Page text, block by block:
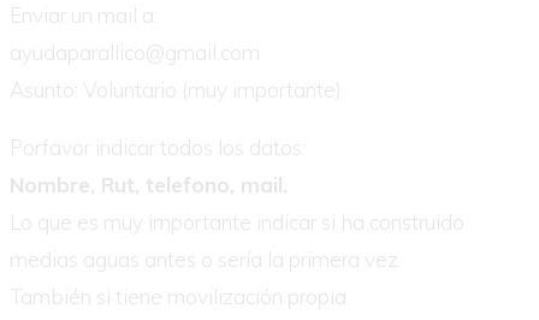
Enviar un mail a:
ayudaparallico@gmail.com
Asunto: Voluntario (muy importante)
Porfavor indicar todos los datos:
Nombre, Rut, telefono, mail.
Lo que es muy importante indicar si ha construido
medias aguas antes o sería la primera vez.
También si tiene movilización propia.